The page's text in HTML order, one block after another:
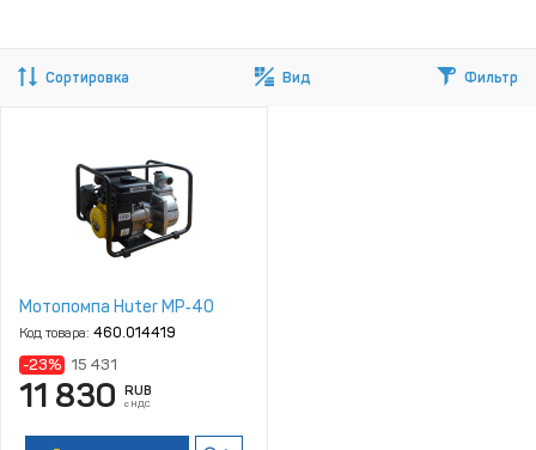
Сортировка Вид Фильтр
Мотопомпа Huter MP‑40
Код товара: 460.014419
-23% 15 431
11 830 RUB
с НДС